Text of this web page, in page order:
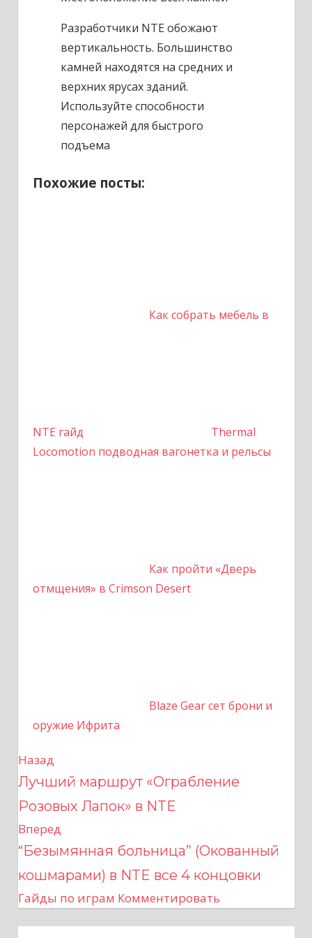
Разработчики NTE обожают
вертикальность. Большинство
камней находятся на средних и
верхних ярусах зданий.
Используйте способности
персонажей для быстрого
подъема
Похожие посты:
Как собрать мебель в
NTE гайд
Thermal
Locomotion подводная вагонетка и рельсы
Как пройти «Дверь
отмщения» в Crimson Desert
Blaze Gear сет брони и
оружие Ифрита
Н
а
в
и
г
Назад
Лучший маршрут «Ограбление
Розовых Лапок» в NTE
Вперед
“Безымянная больница” (Окованный
кошмарами) в NTE все 4 концовки
Гайды по играм Комментировать